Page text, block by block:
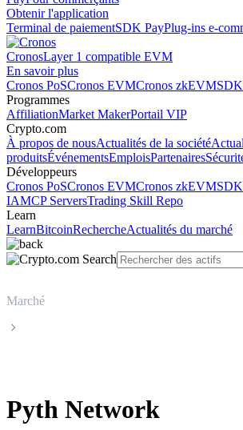
Obtenir l'application
Terminal de paiementSDK PayPlug-ins e-
CronosLayer 1 compatible EVM
En savoir plus
Cronos PoSCronos EVMCronos zkEVM
Programmes
AffiliationMarket MakerPortail VIP
Crypto.com
À propos de nousActualités de la société
produitsÉvénementsEmploisPartenaires
Développeurs
Cronos PoSCronos EVMCronos zkEVM
IAMCP ServersTrading Skill Repo
Learn
LearnBitcoinRechercheActualités du marché
Marché
Pyth Network